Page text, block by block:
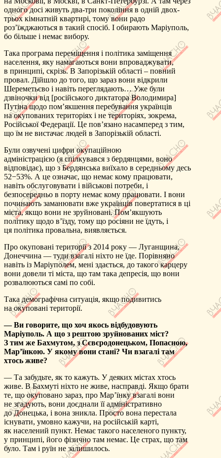
одного досі живуть два-три покоління в одній двох-
трьох кімнатній квартирі, тому вони радо
роз’їжджаються в такий спосіб. І обирають Маріуполь,
бо більше і немає вибору.
Така програма переміщення і політика заміщення
населення, яку намагаються вони впроваджувати,
в принципі, скрізь. В Запорізькій області – повний
провал. Дійшло до того, що зараз вони відкрили
Шереметьєво і навіть переглядають… Уже були
дзвіночки від [російського диктатора Володимира]
Путіна щодо пом’якшення перебування українців
на окупованих територіях і не територіях, зокрема,
Російської Федерації. Це пов’язано насамперед з тим,
що їм не вистачає людей в Запорізькій області.
Були озвучені цифри окупаційною
адміністрацією (я спілкувався з бердянцями, воно
відповідає), що з Бердянська виїхало в середньому десь
52−53%. А це означає, що немає кому працювати,
навіть обслуговувати і військові потреби, і
безпосередньо в порту немає кому працювати. І вони
починають заманювати вже українців повертатися в ці
міста, якщо вони не зруйновані. Пом’якшують
політику щодо в’їзду, тому що росіяни не їдуть, і
ця політика провальна, виявляється.
Про окуповані території з 2014 року — Луганщина,
Донеччина — туди взагалі ніхто не їде. Порівняно
навіть із Маріуполем, мені здається, до такого карцеру
вони довели ті міста, що там така депресія, що вони
розвалюються самі по собі.
Така демографічна ситуація, якщо подивитись
на окуповані території.
— Ви говорите, що хоч якось відбудовують
Маріуполь. А що з рештою зруйнованих міст?
З тим же Бахмутом, з Сєвєродонецьком, Попасною,
Мар’їнкою. У якому вони стані? Чи взагалі там
хтось живе?
— Та забудьте, як то кажуть. У деяких містах хтось
живе. В Бахмуті ніхто не живе, насправді. Якщо брати
те, що окуповано зараз, про Мар’їнку взагалі вони
не згадують, вони доєднали її адміністративно
до Донецька, і вона зникла. Просто вона перестала
існувати, умовно кажучи, на російській карті,
як населений пункт. Немає такого населеного пункту,
у принципі, його фізично там немає. Це страх, що там
було. Там і руїн не залишилось.